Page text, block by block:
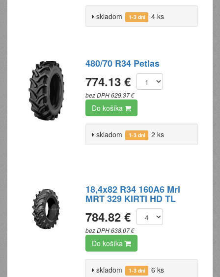
skladom 1-3 dni 4 ks
480/70 R34 Petlas
774.13 €
bez DPH 629.37 €
Do košíka
skladom 1-3 dni 2 ks
18,4x82 R34 160A6 Mrl
MRT 329 KIRTI HD TL
784.82 €
bez DPH 638.07 €
Do košíka
skladom 1-3 dni 6 ks